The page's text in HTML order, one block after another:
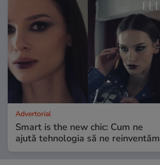
Advertorial
Smart is the new chic: Cum ne
ajută tehnologia să ne reinventăm